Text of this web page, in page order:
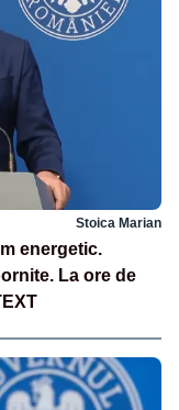
Stoica Marian
energetic.
La ore de